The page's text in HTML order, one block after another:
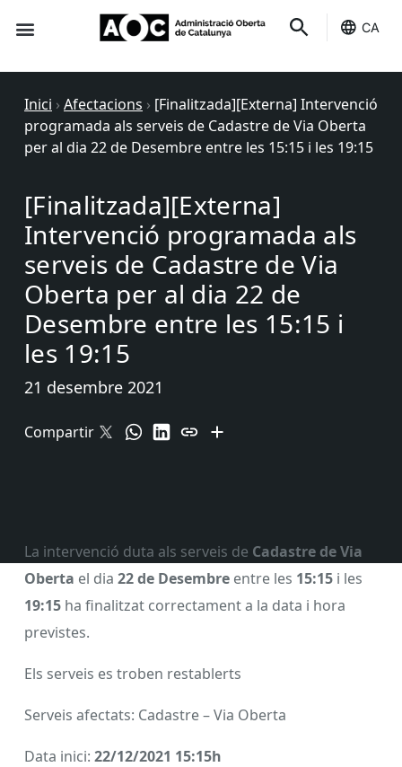
CA
Inici › Afectacions › [Finalitzada][Externa] Intervenció
programada als serveis de Cadastre de Via Oberta
per al dia 22 de Desembre entre les 15:15 i les 19:15
[Finalitzada][Externa]
Intervenció programada als
serveis de Cadastre de Via
Oberta per al dia 22 de
Desembre entre les 15:15 i
les 19:15
21 desembre 2021
Compartir
La intervenció duta als serveis de Cadastre de Via
Oberta el dia 22 de Desembre entre les 15:15 i les
19:15 ha finalitzat correctament a la data i hora
previstes.
Els serveis es troben restablerts
Serveis afectats: Cadastre – Via Oberta
Data inici: 22/12/2021 15:15h